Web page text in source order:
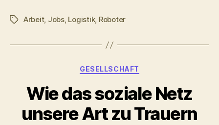
Schlagwörter
Arbeit, Jobs, Logistik, Roboter
Kategorien
GESELLSCHAFT
Wie das soziale Netz
unsere Art zu Trauern